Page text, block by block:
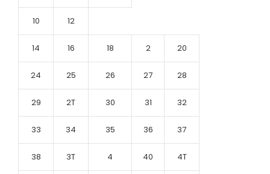
10 12
14 16 18 2 20
24 25 26 27 28
29 2T 30 31 32
33 34 35 36 37
38 3T 4 40 4T